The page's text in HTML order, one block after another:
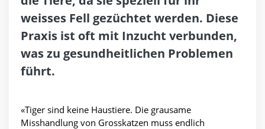
weisses Fell gezüchtet werden. Diese
Praxis ist oft mit Inzucht verbunden,
was zu gesundheitlichen Problemen
führt.
«Tiger sind keine Haustiere. Die grausame
Misshandlung von Grosskatzen muss endlich